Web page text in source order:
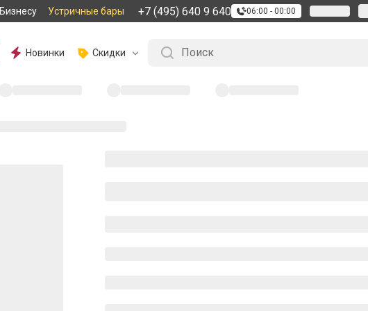
Бизнесу Устричные бары +7 (495) 640 9 640 06:00 - 00:00
Новинки Скидки